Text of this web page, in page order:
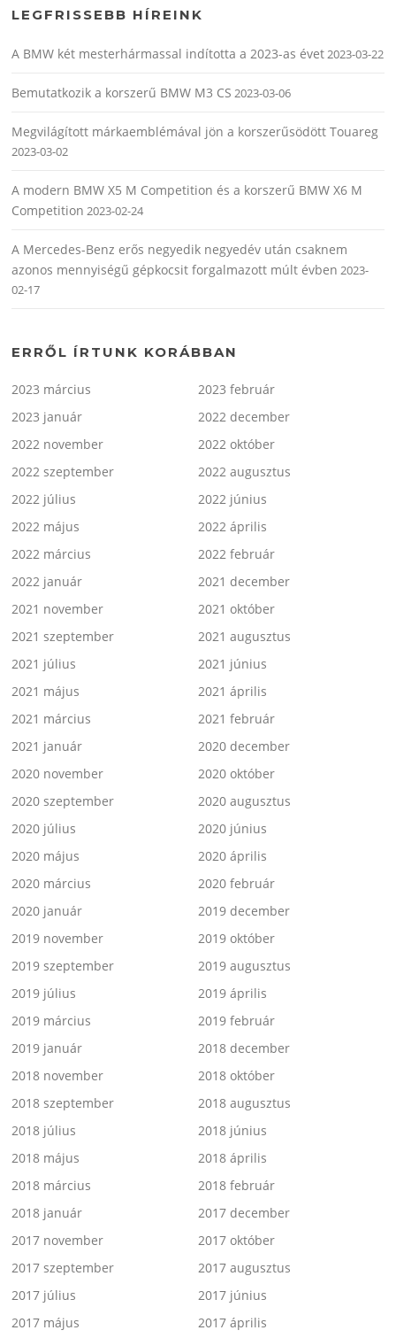
LEGFRISSEBB HÍREINK
A BMW két mesterhármassal indította a 2023-as évet2023-03-22
Bemutatkozik a korszerű BMW M3 CS 2023-03-06
Megvilágított márkaemblémával jön a korszerűsödött Touareg
2023-03-02
A modern BMW X5 M Competition és a korszerű BMW X6 M
Competition 2023-02-24
A Mercedes-Benz erős negyedik negyedév után csaknem
azonos mennyiségű gépkocsit forgalmazott múlt évben 2023-
02-17
ERRŐL ÍRTUNK KORÁBBAN
2023 március
2023 február
2023 január
2022 december
2022 november
2022 október
2022 szeptember
2022 augusztus
2022 július
2022 június
2022 május
2022 április
2022 március
2022 február
2022 január
2021 december
2021 november
2021 október
2021 szeptember
2021 augusztus
2021 július
2021 június
2021 május
2021 április
2021 március
2021 február
2021 január
2020 december
2020 november
2020 október
2020 szeptember
2020 augusztus
2020 július
2020 június
2020 május
2020 április
2020 március
2020 február
2020 január
2019 december
2019 november
2019 október
2019 szeptember
2019 augusztus
2019 július
2019 április
2019 március
2019 február
2019 január
2018 december
2018 november
2018 október
2018 szeptember
2018 augusztus
2018 július
2018 június
2018 május
2018 április
2018 március
2018 február
2018 január
2017 december
2017 november
2017 október
2017 szeptember
2017 augusztus
2017 július
2017 június
2017 május
2017 április